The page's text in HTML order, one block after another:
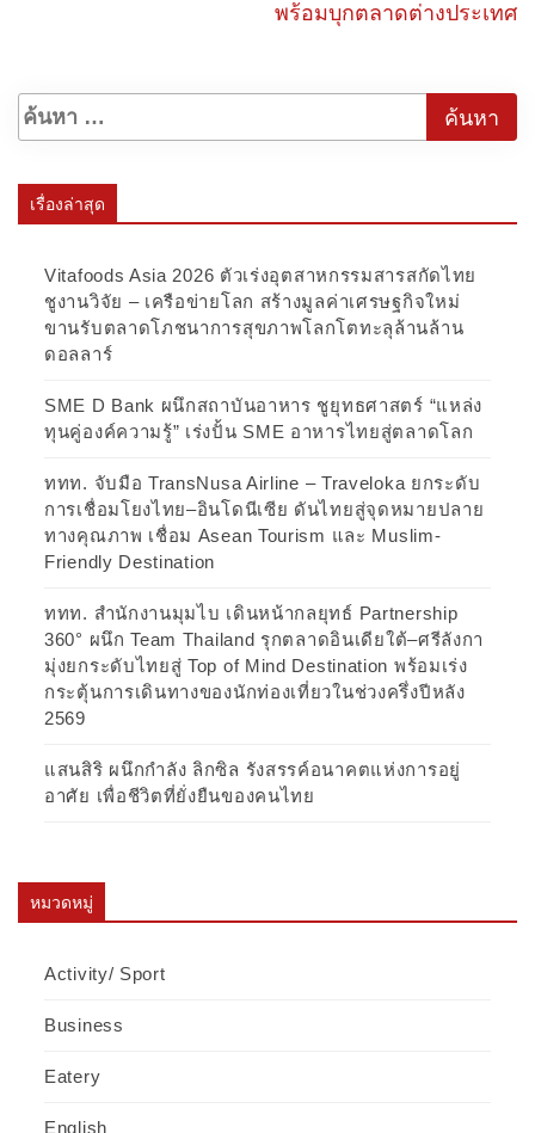
พร้อมบุกตลาดต่างประเทศ
เรื่องล่าสุด
Vitafoods Asia 2026 ตัวเร่งอุตสาหกรรมสารสกัดไทย
ชูงานวิจัย – เครือข่ายโลก สร้างมูลค่าเศรษฐกิจใหม่
ขานรับตลาดโภชนาการสุขภาพโลกโตทะลุล้านล้าน
ดอลลาร์
SME D Bank ผนึกสถาบันอาหาร ชูยุทธศาสตร์ “แหล่ง
ทุนคู่องค์ความรู้” เร่งปั้น SME อาหารไทยสู่ตลาดโลก
ททท. จับมือ TransNusa Airline – Traveloka ยกระดับ
การเชื่อมโยงไทย–อินโดนีเซีย ดันไทยสู่จุดหมายปลาย
ทางคุณภาพ เชื่อม Asean Tourism และ Muslim-
Friendly Destination
ททท. สำนักงานมุมไบ เดินหน้ากลยุทธ์ Partnership
360° ผนึก Team Thailand รุกตลาดอินเดียใต้–ศรีลังกา
มุ่งยกระดับไทยสู่ Top of Mind Destination พร้อมเร่ง
กระตุ้นการเดินทางของนักท่องเที่ยวในช่วงครึ่งปีหลัง
2569
แสนสิริ ผนึกกำลัง ลิกซิล รังสรรค์อนาคตแห่งการอยู่
อาศัย เพื่อชีวิตที่ยั่งยืนของคนไทย
หมวดหมู่
Activity/ Sport
Business
Eatery
English